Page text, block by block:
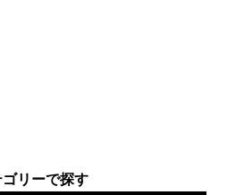
ゴリーで探す